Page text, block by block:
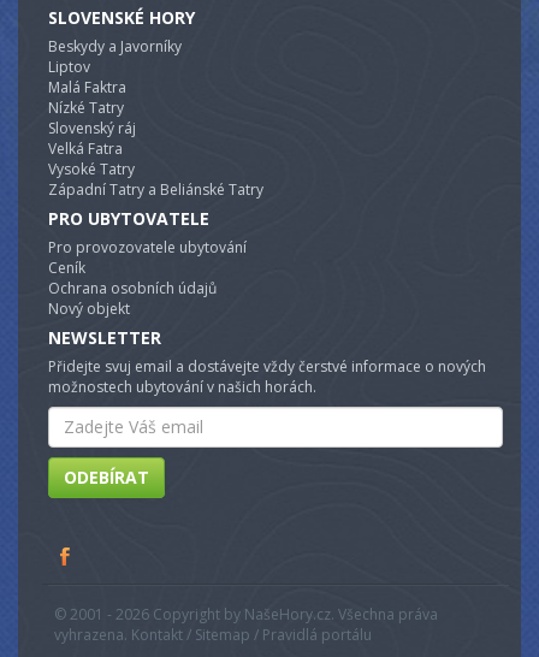
SLOVENSKÉ HORY
Beskydy a Javorníky
Liptov
Malá Faktra
Nízké Tatry
Slovenský ráj
Velká Fatra
Vysoké Tatry
Západní Tatry a Beliánské Tatry
PRO UBYTOVATELE
Pro provozovatele ubytování
Ceník
Ochrana osobních údajů
Nový objekt
NEWSLETTER
Přidejte svuj email a dostávejte vždy čerstvé informace o nových
možnostech ubytování v našich horách.
Email
ODEBÍRAT
© 2001 - 2026 Copyright by NašeHory.cz. Všechna práva
vyhrazena. Kontakt / Sitemap / Pravidlá portálu